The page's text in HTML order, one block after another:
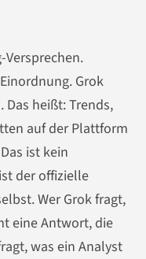
Grok
heißt: Trends,
auf der Plattform
ist kein
der offizielle
Wer Grok fragt,
eine Antwort, die
was ein Analyst